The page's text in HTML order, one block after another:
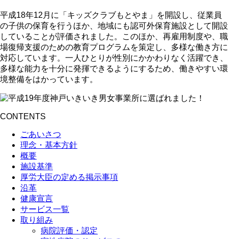
平成18年12月に「キッズクラブもとやま」を開設し、従業員
の子供の保育を行うほか、地域にも認可外保育施設として開設
していることが評価されました。このほか、再雇用制度や、職
場復帰支援のための教育プログラムを策定し、多様な働き方に
対応しています。一人ひとりが性別にかかわりなく活躍でき、
多様な能力を十分に発揮できるようにするため、働きやすい環
境整備をはかっています。
CONTENTS
ごあいさつ
理念・基本方針
概要
施設基準
厚労大臣の定める掲示事項
沿革
健康宣言
サービス一覧
取り組み
病院評価・認定